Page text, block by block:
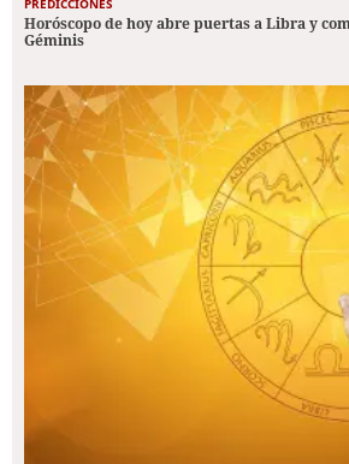
Horóscopo de hoy abre puertas a Libra y
Géminis